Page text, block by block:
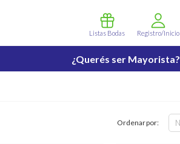
Listas Bodas Registro/Inicio
¿Querés ser Mayorista?
Ordenar por: